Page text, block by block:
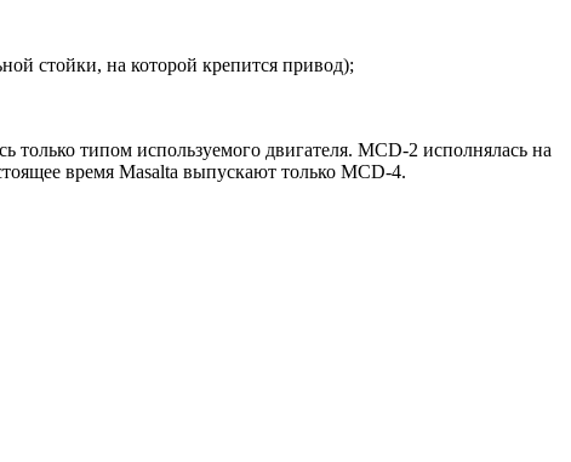
стойки, на которой крепится привод);
типом используемого двигателя. MСD-2 исполнялась на
время Masalta выпускают только MСD-4.